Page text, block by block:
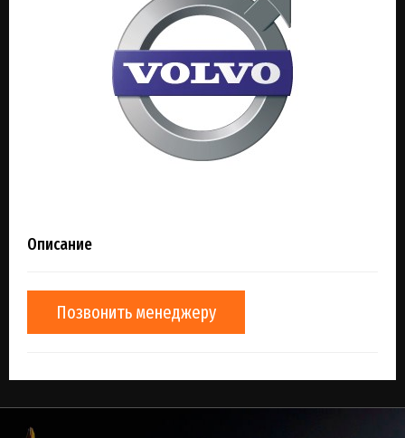
Описание
Позвонить менеджеру